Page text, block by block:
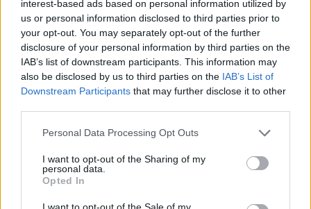
interest-based ads based on personal information utilized by
us or personal information disclosed to third parties prior to
your opt-out. You may separately opt-out of the further
disclosure of your personal information by third parties on the
IAB’s list of downstream participants. This information may
also be disclosed by us to third parties on the IAB’s List of
Downstream Participants that may further disclose it to other
Personal Data Processing Opt Outs
I want to opt-out of the Sharing of my
personal data.
Opted In
I want to opt-out of the Sale of my
Ο Δημήτρης Γιαννακόπουλος έδωσε
συνέντευξη στους «EuroInsiders» και
αναφέρθηκε, μεταξύ άλλων, στην
αντιπαλότητα με τον Ολυμπιακό και στο
τι πήγε λάθος την περσινή σεζόν
Αλογα σε πανηγύρια της
Λέσβου: Η A Promise to Animals
απαντά σε όσους θεωρούν την
Βίντεο με άλογα να εκτελούν φιγούρες
δίπλα σε σπασμένα μπουκάλια